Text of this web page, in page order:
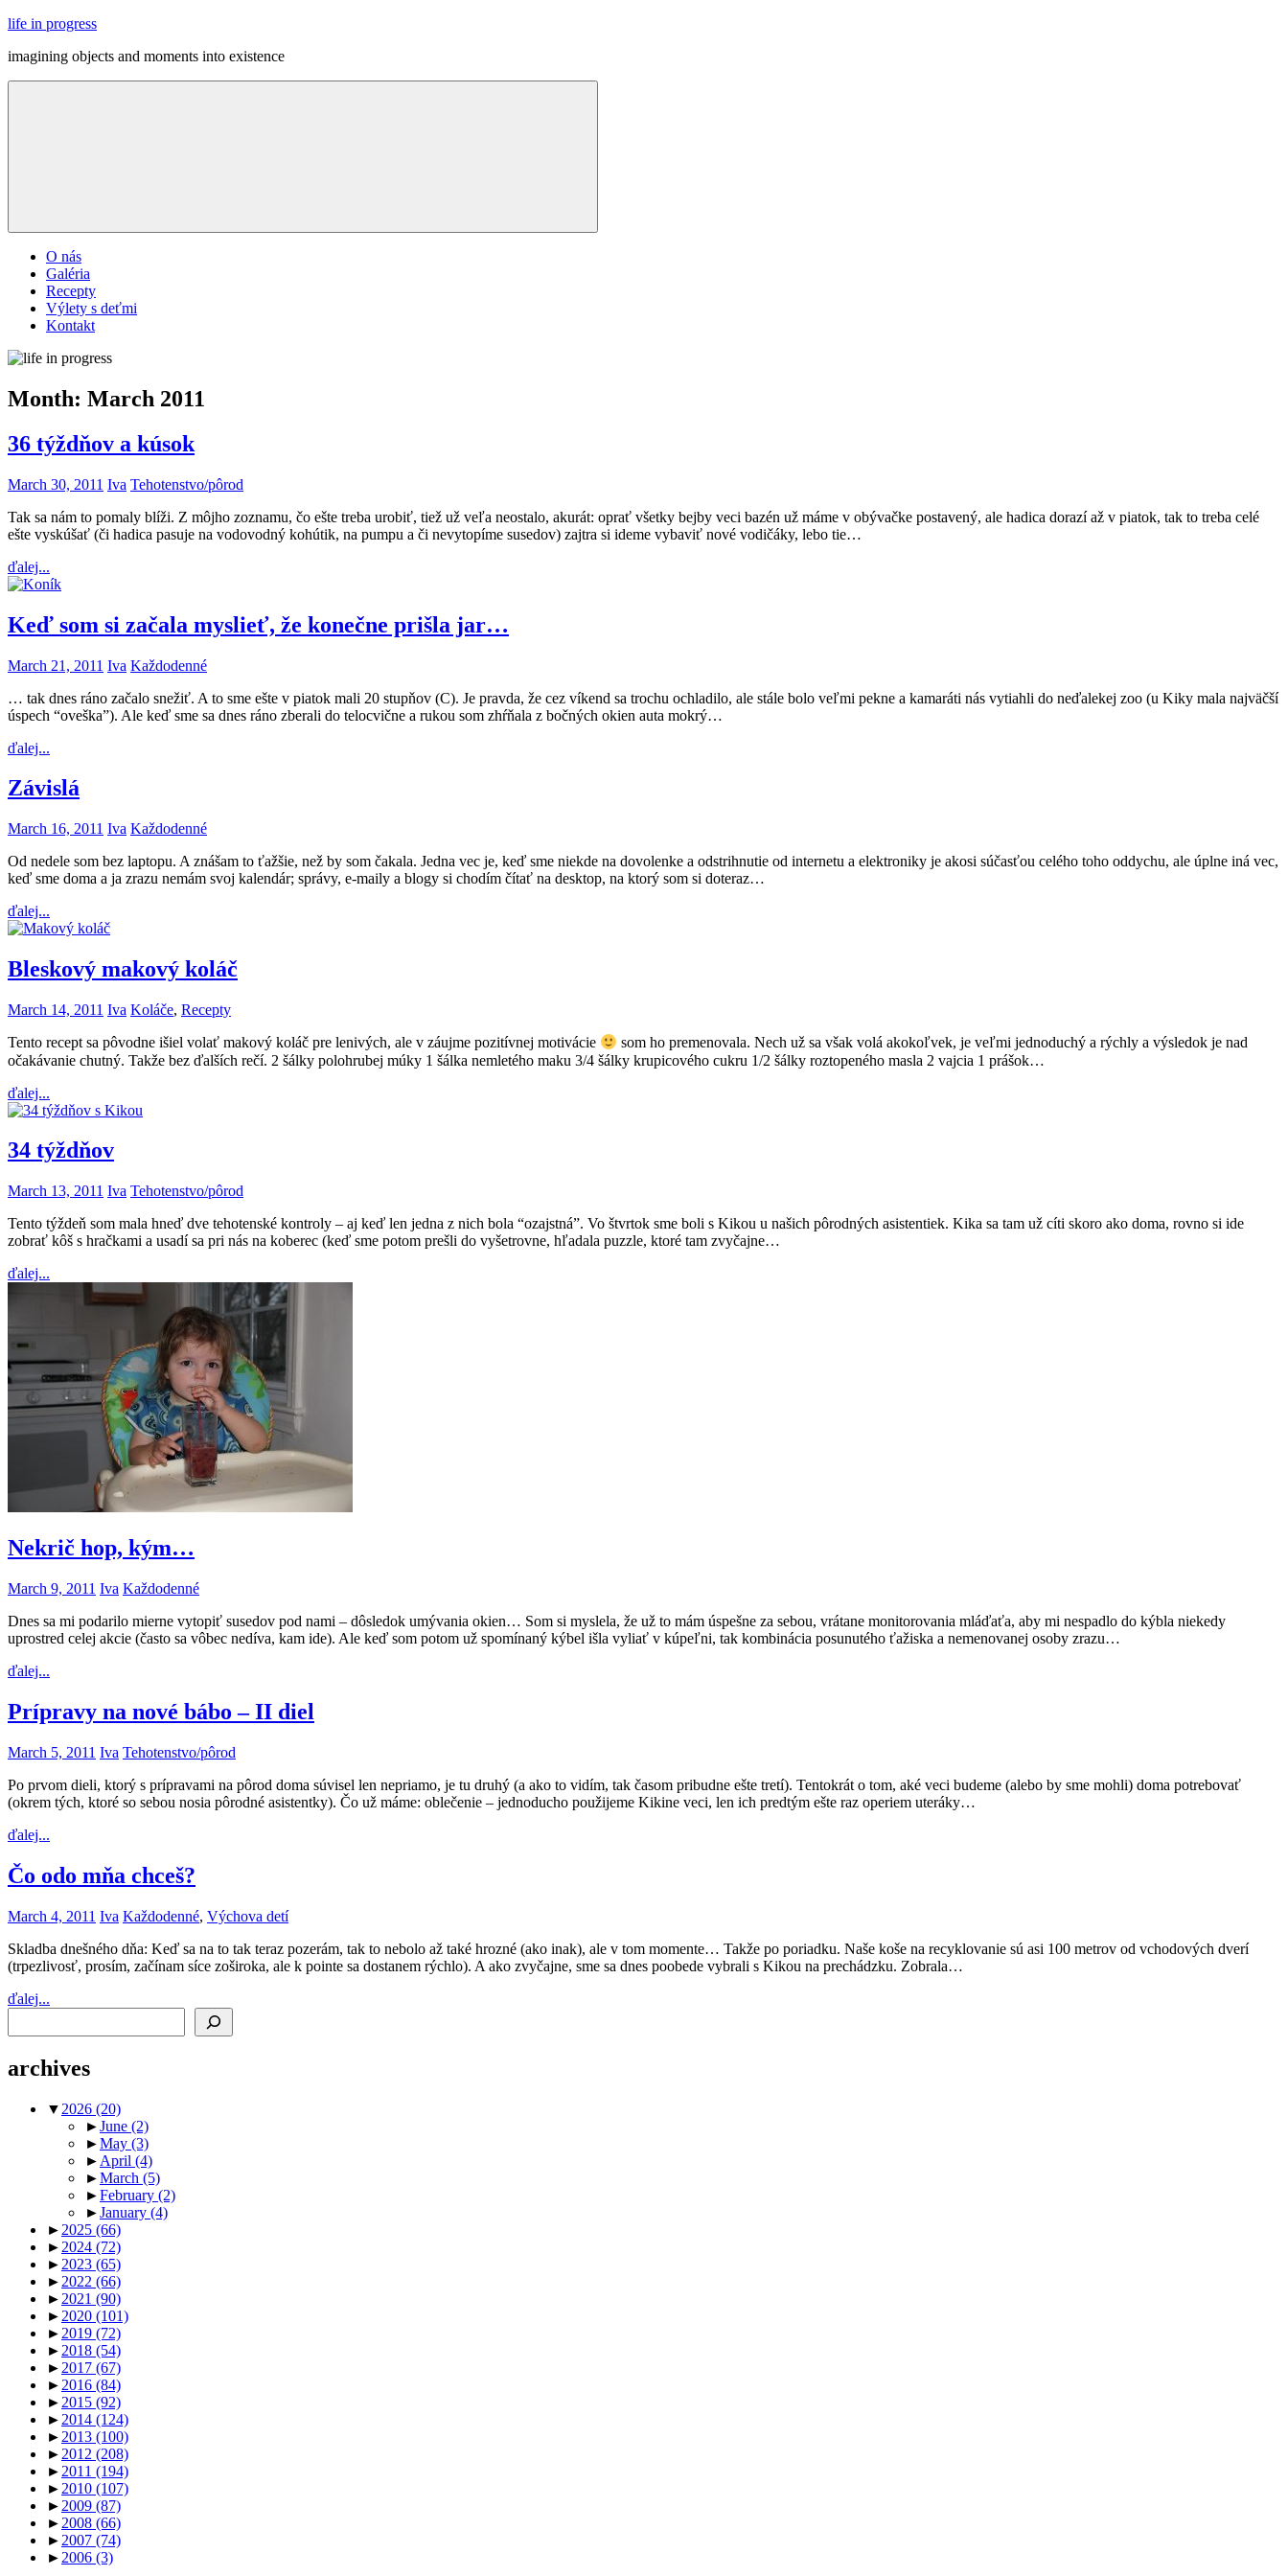
Skip
content
life in progress
imagining objects and moments into existence
Menu
O nás
Galéria
Recepty
Výlety s deťmi
Kontakt
Month: March 2011
36 týždňov a kúsok
March 30, 2011 Iva Tehotenstvo/pôrod
Tak sa nám to pomaly blíži. Z môjho zoznamu, čo ešte treba urobiť, tiež už veľa neostalo, akurát: oprať všetky bejby veci bazén už máme v obývačke postavený, ale hadica dorazí až v piatok, tak to treba celé
ešte vyskúšať (či hadica pasuje na vodovodný kohútik, na pumpu a či nevytopíme susedov) zajtra si ideme vybaviť nové vodičáky, lebo tie…
ďalej...
Keď som si začala myslieť, že konečne prišla jar…
March 21, 2011 Iva Každodenné
… tak dnes ráno začalo snežiť. A to sme ešte v piatok mali 20 stupňov (C). Je pravda, že cez víkend sa trochu ochladilo, ale stále bolo veľmi pekne a kamaráti nás vytiahli do neďalekej zoo (u Kiky mala najväčší
úspech “oveška”). Ale keď sme sa dnes ráno zberali do telocvične a rukou som zhŕňala z bočných okien auta mokrý…
ďalej...
Závislá
March 16, 2011 Iva Každodenné
Od nedele som bez laptopu. A znášam to ťažšie, než by som čakala. Jedna vec je, keď sme niekde na dovolenke a odstrihnutie od internetu a elektroniky je akosi súčasťou celého toho oddychu, ale úplne iná vec,
keď sme doma a ja zrazu nemám svoj kalendár; správy, e-maily a blogy si chodím čítať na desktop, na ktorý som si doteraz…
ďalej...
Bleskový makový koláč
March 14, 2011 Iva Koláče, Recepty
Tento recept sa pôvodne išiel volať makový koláč pre lenivých, ale v záujme pozitívnej motivácie
som ho premenovala. Nech už sa však volá akokoľvek, je veľmi jednoduchý a rýchly a výsledok je nad
očakávanie chutný. Takže bez ďalších rečí. 2 šálky polohrubej múky 1 šálka nemletého maku 3/4 šálky krupicového cukru 1/2 šálky roztopeného masla 2 vajcia 1 prášok…
ďalej...
34 týždňov
March 13, 2011 Iva Tehotenstvo/pôrod
Tento týždeň som mala hneď dve tehotenské kontroly – aj keď len jedna z nich bola “ozajstná”. Vo štvrtok sme boli s Kikou u našich pôrodných asistentiek. Kika sa tam už cíti skoro ako doma, rovno si ide
zobrať kôš s hračkami a usadí sa pri nás na koberec (keď sme potom prešli do vyšetrovne, hľadala puzzle, ktoré tam zvyčajne…
ďalej...
Nekrič hop, kým…
March 9, 2011 Iva Každodenné
Dnes sa mi podarilo mierne vytopiť susedov pod nami – dôsledok umývania okien… Som si myslela, že už to mám úspešne za sebou, vrátane monitorovania mláďaťa, aby mi nespadlo do kýbla niekedy
uprostred celej akcie (často sa vôbec nedíva, kam ide). Ale keď som potom už spomínaný kýbel išla vyliať v kúpeľni, tak kombinácia posunutého ťažiska a nemenovanej osoby zrazu…
ďalej...
Prípravy na nové bábo – II diel
March 5, 2011 Iva Tehotenstvo/pôrod
Po prvom dieli, ktorý s prípravami na pôrod doma súvisel len nepriamo, je tu druhý (a ako to vidím, tak časom pribudne ešte tretí). Tentokrát o tom, aké veci budeme (alebo by sme mohli) doma potrebovať
(okrem tých, ktoré so sebou nosia pôrodné asistentky). Čo už máme: oblečenie – jednoducho použijeme Kikine veci, len ich predtým ešte raz operiem uteráky…
ďalej...
Čo odo mňa chceš?
March 4, 2011 Iva Každodenné, Výchova detí
Skladba dnešného dňa: Keď sa na to tak teraz pozerám, tak to nebolo až také hrozné (ako inak), ale v tom momente… Takže po poriadku. Naše koše na recyklovanie sú asi 100 metrov od vchodových dverí
(trpezlivosť, prosím, začínam síce zoširoka, ale k pointe sa dostanem rýchlo). A ako zvyčajne, sme sa dnes poobede vybrali s Kikou na prechádzku. Zobrala…
ďalej...
archives
▼ 2026 (20)
►June (2)
►May (3)
► April (4)
►March (5)
►February (2)
►January (4)
► 2025 (66)
► 2024 (72)
► 2023 (65)
► 2022 (66)
► 2021 (90)
► 2020 (101)
► 2019 (72)
► 2018 (54)
► 2017 (67)
► 2016 (84)
► 2015 (92)
► 2014 (124)
► 2013 (100)
► 2012 (208)
► 2011 (194)
► 2010 (107)
► 2009 (87)
► 2008 (66)
► 2007 (74)
► 2006 (3)